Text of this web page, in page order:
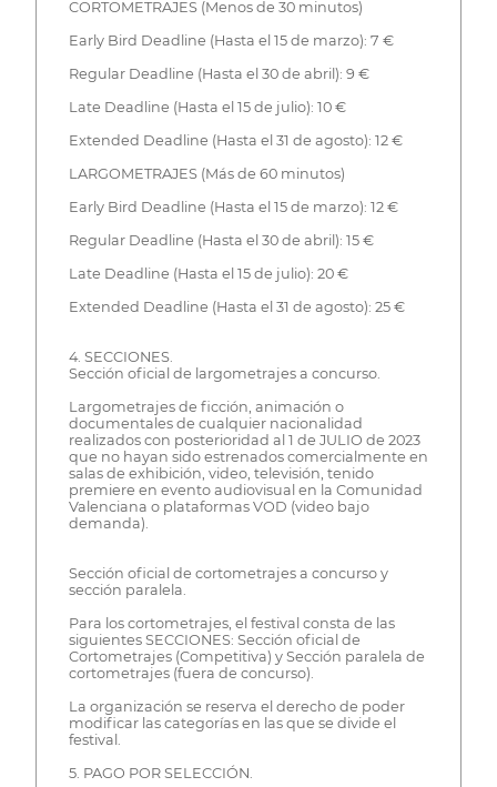
CORTOMETRAJES (Menos de 30 minutos)
Early Bird Deadline (Hasta el 15 de marzo): 7 €
Regular Deadline (Hasta el 30 de abril): 9 €
Late Deadline (Hasta el 15 de julio): 10 €
Extended Deadline (Hasta el 31 de agosto): 12 €
LARGOMETRAJES (Más de 60 minutos)
Early Bird Deadline (Hasta el 15 de marzo): 12 €
Regular Deadline (Hasta el 30 de abril): 15 €
Late Deadline (Hasta el 15 de julio): 20 €
Extended Deadline (Hasta el 31 de agosto): 25 €
4. SECCIONES.
Sección oficial de largometrajes a concurso.
Largometrajes de ficción, animación o
documentales de cualquier nacionalidad
realizados con posterioridad al 1 de JULIO de 2023
que no hayan sido estrenados comercialmente en
salas de exhibición, video, televisión, tenido
premiere en evento audiovisual en la Comunidad
Valenciana o plataformas VOD (video bajo
demanda).
Sección oficial de cortometrajes a concurso y
sección paralela.
Para los cortometrajes, el festival consta de las
siguientes SECCIONES: Sección oficial de
Cortometrajes (Competitiva) y Sección paralela de
cortometrajes (fuera de concurso).
La organización se reserva el derecho de poder
modificar las categorías en las que se divide el
festival.
5. PAGO POR SELECCIÓN.